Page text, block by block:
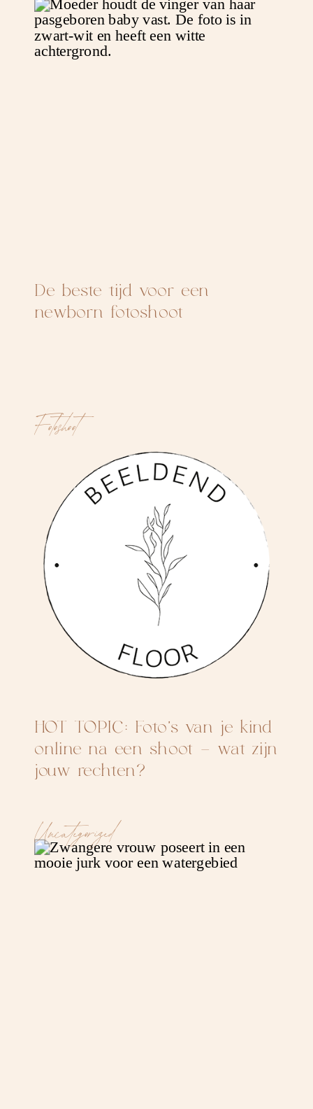
De beste tijd voor een
newborn fotoshoot
HOT TOPIC: Foto’s van je kind
online na een shoot – wat zijn
jouw rechten?
Fotoshoot
Uncategorized